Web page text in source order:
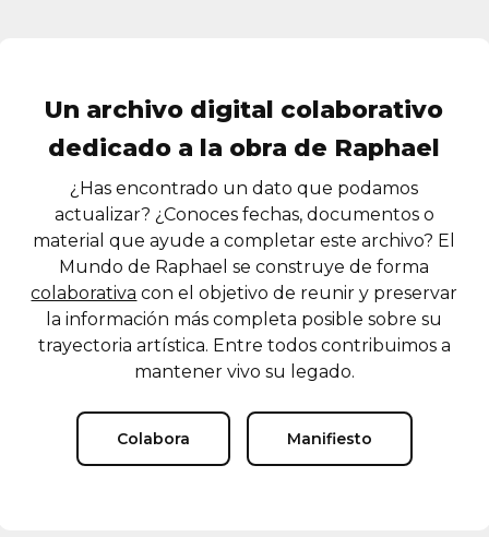
Un archivo digital colaborativo
dedicado a la obra de Raphael
¿Has encontrado un dato que podamos
actualizar? ¿Conoces fechas, documentos o
material que ayude a completar este archivo? El
Mundo de Raphael se construye de forma
colaborativa con el objetivo de reunir y preservar
la información más completa posible sobre su
trayectoria artística. Entre todos contribuimos a
mantener vivo su legado.
Colabora Manifiesto